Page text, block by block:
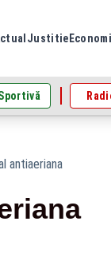
Justitie
antiaeriana